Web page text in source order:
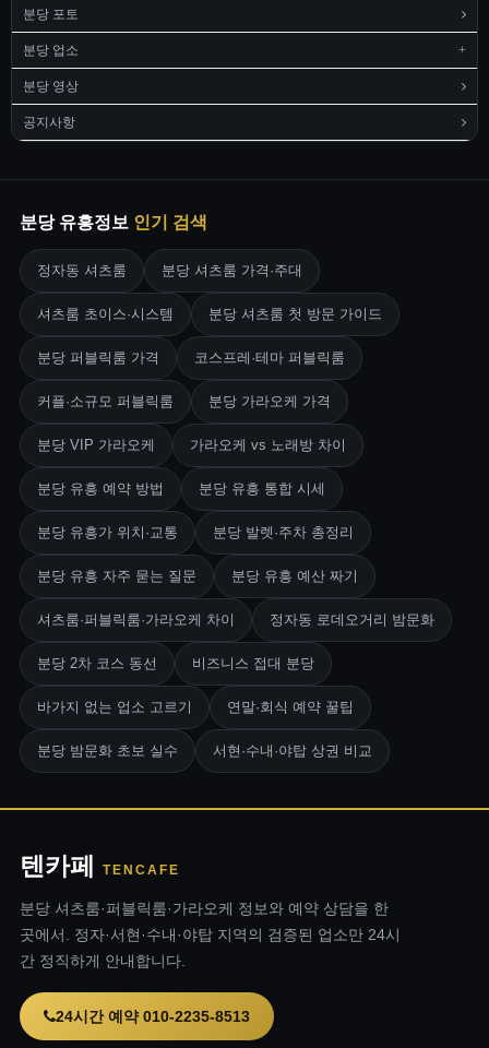
분당 포토
분당 업소
분당 영상
공지사항
분당 유흥정보 인기 검색
정자동 셔츠룸 분당 셔츠룸 가격·주대
셔츠룸 초이스·시스템 분당 셔츠룸 첫 방문 가이드
분당 퍼블릭룸 가격 코스프레·테마 퍼블릭룸
커플·소규모 퍼블릭룸 분당 가라오케 가격
분당 VIP 가라오케 가라오케 vs 노래방 차이
분당 유흥 예약 방법 분당 유흥 통합 시세
분당 유흥가 위치·교통 분당 발렛·주차 총정리
분당 유흥 자주 묻는 질문 분당 유흥 예산 짜기
셔츠룸·퍼블릭룸·가라오케 차이 정자동 로데오거리 밤문화
분당 2차 코스 동선 비즈니스 접대 분당
바가지 없는 업소 고르기 연말·회식 예약 꿀팁
분당 밤문화 초보 실수 서현·수내·야탑 상권 비교
텐카페 TENCAFE
분당 셔츠룸·퍼블릭룸·가라오케 정보와 예약 상담을 한
곳에서. 정자·서현·수내·야탑 지역의 검증된 업소만 24시
간 정직하게 안내합니다.
24시간 예약 010-2235-8513